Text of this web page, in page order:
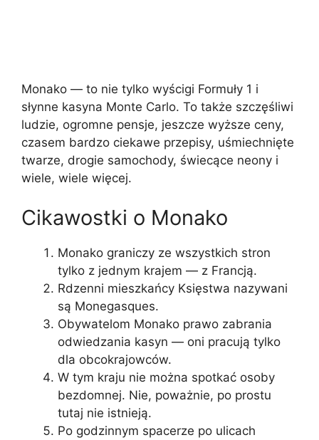
Monako — to nie tylko wyścigi Formuły 1 i
słynne kasyna Monte Carlo. To także szczęśliwi
ludzie, ogromne pensje, jeszcze wyższe ceny,
czasem bardzo ciekawe przepisy, uśmiechnięte
twarze, drogie samochody, świecące neony i
wiele, wiele więcej.
Cikawostki o Monako
Monako graniczy ze wszystkich stron
tylko z jednym krajem — z Francją.
Rdzenni mieszkańcy Księstwa nazywani
są Monegasques.
Obywatelom Monako prawo zabrania
odwiedzania kasyn — oni pracują tylko
dla obcokrajowców.
W tym kraju nie można spotkać osoby
bezdomnej. Nie, poważnie, po prostu
tutaj nie istnieją.
Po godzinnym spacerze po ulicach